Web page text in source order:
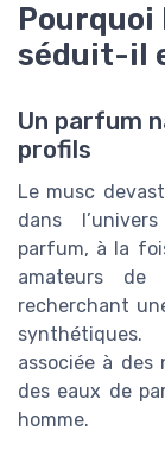
Pourquoi
séduit-il
Un parfum
profils
Le musc
dans
parfum, à la
amateurs de
recherchant
associée à des
des eaux de
homme.